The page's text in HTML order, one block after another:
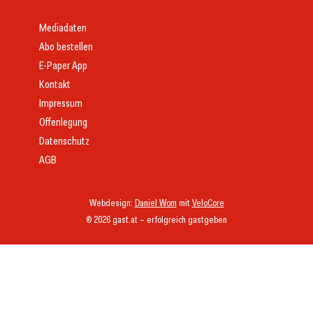
© 2026 gast.at – erfolgreich gastgeben
Webdesign: Daniel Wom mitVeloCore
Mediadaten
Abo bestellen
E-Paper App
Kontakt
Impressum
Offenlegung
Datenschutz
AGB